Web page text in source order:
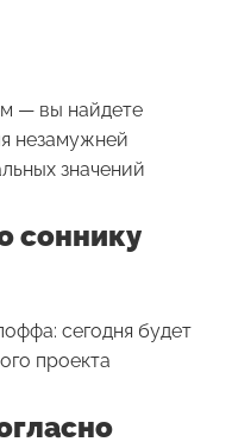
— вы найдете
незамужней
значений
соннику
сегодня будет
проекта